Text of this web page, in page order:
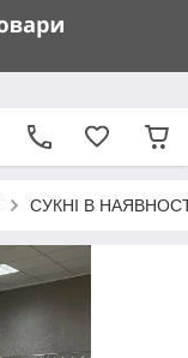
СУКНІ В